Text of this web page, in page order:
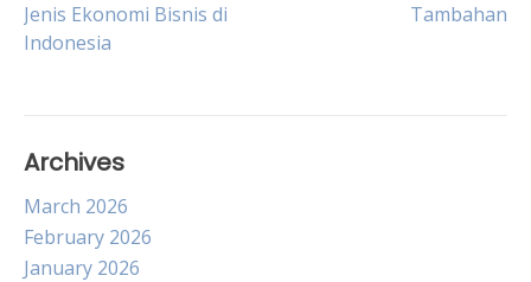
navigation
Jenis Ekonomi Bisnis di
Indonesia
Tambahan
Archives
March 2026
February 2026
January 2026